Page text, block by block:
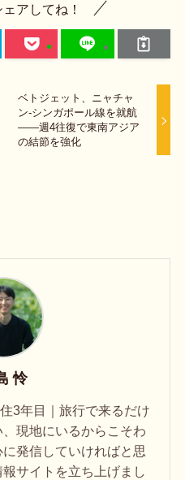
アしてね！
ベトジェット、ニャチャ
ン-シンガポール線を就航
——週4往復で東南アジア
の結節を強化
怜
3年目｜旅行で来るだけ
現地にいるからこそわ
発信していければと思
サイトを立ち上げまし